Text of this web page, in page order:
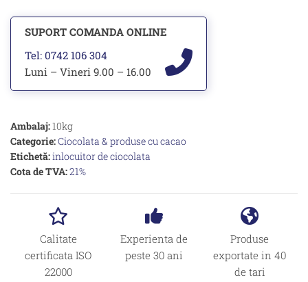
SUPORT COMANDA ONLINE
Tel: 0742 106 304
Luni – Vineri 9.00 – 16.00
Ambalaj:10kg
Categorie:Ciocolata & produse cu cacao
Etichetă:inlocuitor de ciocolata
Cota de TVA:21%
Calitate
certificata ISO
22000
Experienta de
peste 30 ani
Produse
exportate in 40
de tari